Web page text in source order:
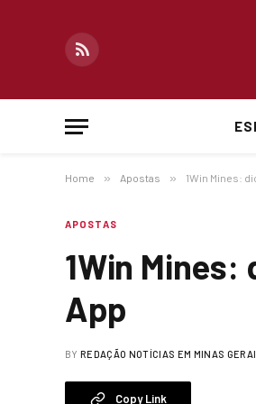
RSS
Home » Apostas » 1Win Mines:
APOSTAS
1Win Mines:
App
BY REDAÇÃO NOTÍCIAS EM MINAS
Copy Link